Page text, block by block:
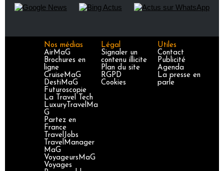
Nos médias
AirMaG
Brochures en
ligne
CruiseMaG
DestiMaG
Futuroscopie
La Travel Tech
LuxuryTravelMa
G
Partez en
France
TravelJobs
TravelManager
MaG
VoyageursMaG
Voyages
Légal
Signaler un
contenu illicite
Plan du site
RGPD
Cookies
Utiles
Contact
Publicité
Agenda
La presse en
parle